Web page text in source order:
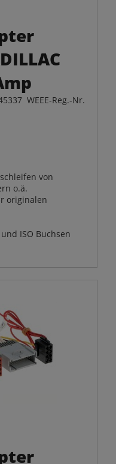
WEEE-Reg.-Nr.
von
o.ä.
originalen
ISO Buchsen